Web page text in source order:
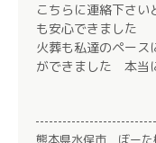
こちらに連絡下さい
も安心できました
火葬も私達のペース
ができました 本当
熊本県水俣市 ぼーた